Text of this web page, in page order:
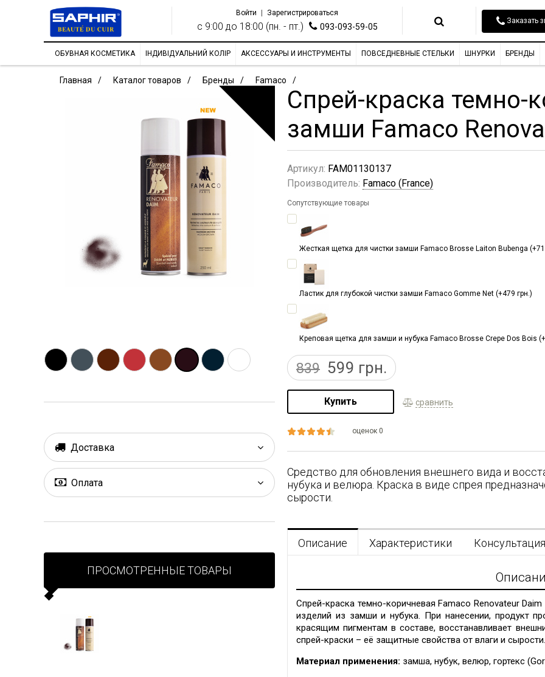
Войти Зарегистрироваться
с 9:00 до 18:00 (пн. - пт.) 093-093-59-05
Заказать
ОБУВНАЯ КОСМЕТИКА ІНДИВІДУАЛЬНИЙ КОЛІР АКСЕССУАРЫ И ИНСТРУМЕНТЫ ПОВСЕДНЕВНЫЕ СТЕЛЬКИ ШНУРКИ БРЕНДЫ
Главная Каталог товаров Бренды Famaco
Спрей-краска темно-
замши Famaco
Артикул: FAM01130137
Производитель: Famaco (France)
Сопутствующие товары
Жесткая щетка для чистки замши Famaco Brosse Laiton Bubenga
Ластик для глубокой чистки замши Famaco Gomme Net (+479 грн.)
Креповая щетка для замши и нубука Famaco Brosse Crepe Dos Bois
839 599 грн.
Купить сравнить
оценок 0
Средство для обновления внешнего вида и
нубука и велюра. Краска в виде спрея
сырости.
Описание Характеристики Консультация
Спрей-краска темно-коричневая Famaco Renovateur
изделий из замши и нубука. При нанесении, продукт
красящим пигментам в составе, восстанавливает
спрей-краски – её защитные свойства от влаги и сырости.
Материал применения: замша, нубук, велюр, гортекс
Доставка
Оплата
ПРОСМОТРЕННЫЕ ТОВАРЫ